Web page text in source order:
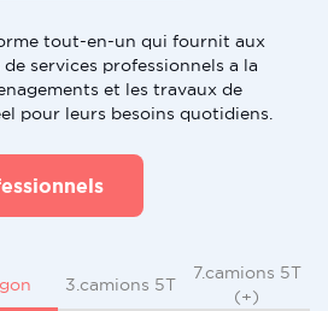
tout-en-un qui fournit aux
services professionnels a la
et les travaux de
pour leurs besoins quotidiens.
3.camions 5T
7.camions 5T
(+)